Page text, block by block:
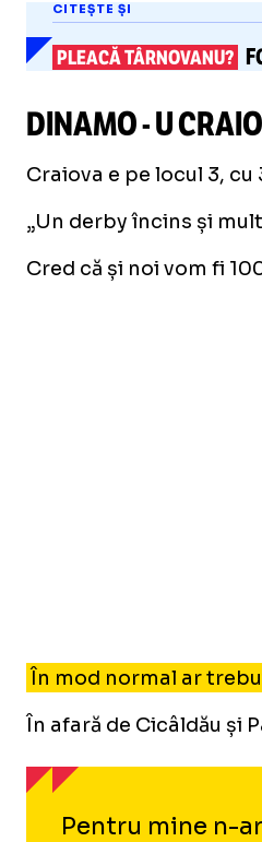
CITEȘTE ȘI
PLEACĂ TÂRNOVANU?
DINAMO - U
Craiova e pe locul 3,
„Un derby încins și
Cred că și noi vom fi
În mod normal ar
În afară de Cicâldău și
Pentru mine n-